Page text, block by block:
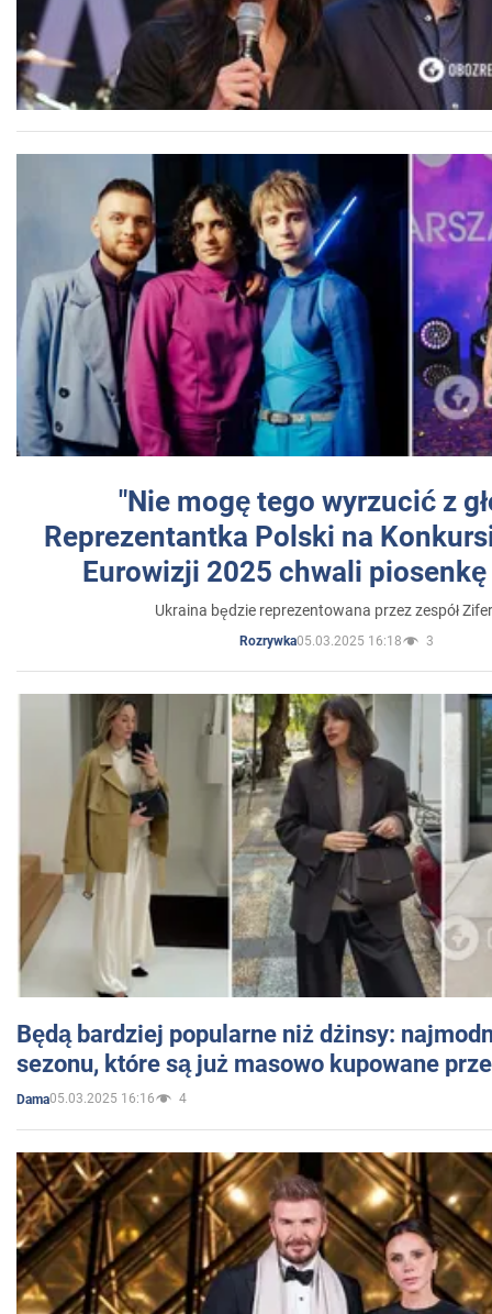
"Nie mogę tego wyrzucić z
Reprezentantka Polski na
Eurowizji 2025 chwali
Ukraina będzie reprezentowana przez zespół
Rozrywka05.03.2025 16:18 3
Będą bardziej popularne niż dżinsy:
sezonu, które są już masowo kupowane
Dama05.03.2025 16:16 4